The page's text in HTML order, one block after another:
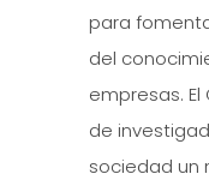
para
del
empresas.
de
sociedad un